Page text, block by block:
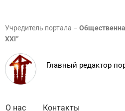
Учредитель портала –
XXI”
Главный редактор
О нас Контакты